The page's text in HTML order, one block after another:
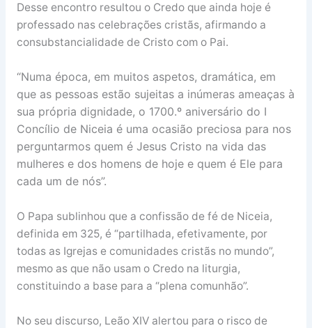
Desse encontro resultou o Credo que ainda hoje é
professado nas celebrações cristãs, afirmando a
consubstancialidade de Cristo com o Pai.
“Numa época, em muitos aspetos, dramática, em
que as pessoas estão sujeitas a inúmeras ameaças à
sua própria dignidade, o 1700.º aniversário do I
Concílio de Niceia é uma ocasião preciosa para nos
perguntarmos quem é Jesus Cristo na vida das
mulheres e dos homens de hoje e quem é Ele para
cada um de nós”.
O Papa sublinhou que a confissão de fé de Niceia,
definida em 325, é “partilhada, efetivamente, por
todas as Igrejas e comunidades cristãs no mundo”,
mesmo as que não usam o Credo na liturgia,
constituindo a base para a “plena comunhão”.
No seu discurso, Leão XIV alertou para o risco de